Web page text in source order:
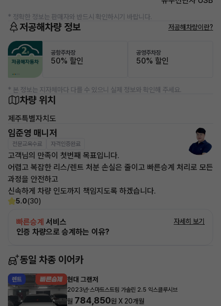
* 정확한 정보는 판매자와 반드시 확인하시기 바랍니다.
저공해차량 정보 저공해차량이란?
공항주차장
50% 할인
공영주차장
50% 할인
* 본 정보는 지자체마다 다를 수 있으니 실제 정보와 확인해 주세요.
차량 위치
제주특별자치도
임준영 매니저
전문교육수료 자격인증완료
고객님의 만족이 첫번째 목표입니다.
어렵고 복잡한 리스/렌트 처분 손실은 줄이고 빠른승계 처리로 모든
과정을 안전하고
신속하게 차량 인도까지 책임지도록 하겠습니다.
5.0(30)
빠른승계 서비스
인증 차량으로 승계하는 이유?
자세히 보기
동일 차종 이어카
렌트 현대 그랜저
2023년·스마트스트림 가솔린 2.5 익스클루시브
월 784,850원 X 20개월